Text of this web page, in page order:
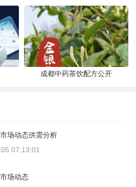
成都中药茶饮配方公开
场动态供需分析
07:13:01
场动态